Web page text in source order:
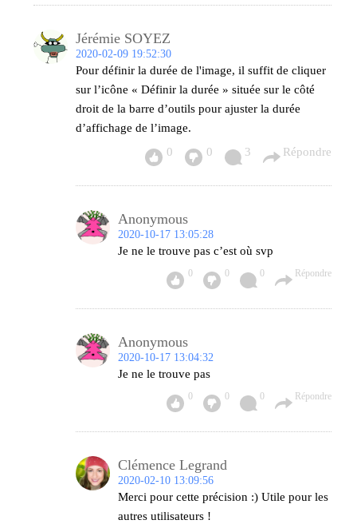
Jérémie SOYEZ
2020-02-09 19:52:30
Pour définir la durée de l'image, il suffit de cliquer
sur l’icône « Définir la durée » située sur le côté
droit de la barre d’outils pour ajuster la durée
d’affichage de l’image.
0
0 3 Répondre
Anonymous
2020-10-17 13:05:28
Je ne le trouve pas c’est où svp
0 0 0 Répondre
Anonymous
2020-10-17 13:04:32
Je ne le trouve pas
0 0 0 Répondre
Clémence Legrand
2020-02-10 13:09:56
Merci pour cette précision :) Utile pour les
autres utilisateurs !